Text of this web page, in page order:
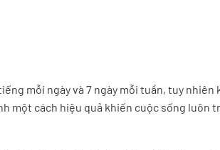
mỗi ngày và 7 ngày mỗi tuần, tuy nhiên
một cách hiệu quả khiến cuộc sống luôn